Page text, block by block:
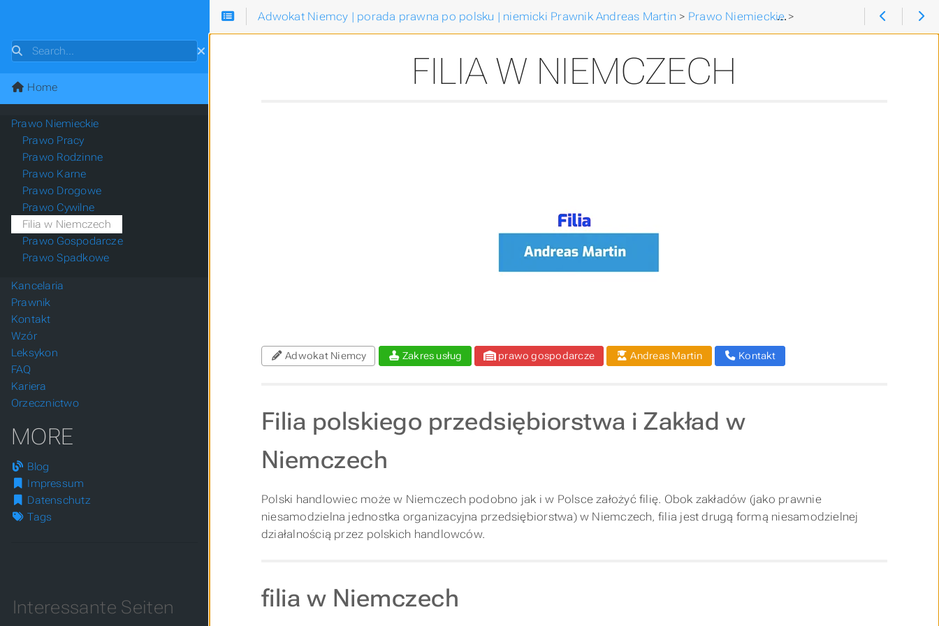
Adwokat Niemcy | porada prawna po polsku | niemicki Prawnik Andreas Martin > Prawo Niemieckie> Filia w Niemczech
FILIA W NIEMCZECH
Adwokat Niemcy Zakres usług prawo gospodarcze Andreas Martin Kontakt
Filia polskiego przedsiębiorstwa i Zakład w
Niemczech
Polski handlowiec może w Niemczech podobno jak i w Polsce założyć filię. Obok zakładów (jako prawnie
niesamodzielna jednostka organizacyjna przedsiębiorstwa) w Niemczech, filia jest drugą formą niesamodzielnej
działalnością przez polskich handlowców.
filia w Niemczech
Search
Home
Prawo Niemieckie
Prawo Pracy
Prawo Rodzinne
Prawo Karne
Prawo Drogowe
Prawo Cywilne
Filia w Niemczech
Prawo Gospodarcze
Prawo Spadkowe
Kancelaria
Prawnik
Kontakt
Wzór
Leksykon
FAQ
Kariera
Orzecznictwo
MORE
Blog
Impressum
Datenschutz
Tags
Interessante Seiten